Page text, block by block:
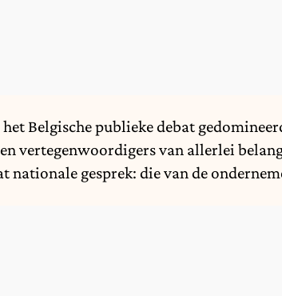
het Belgische publieke debat
vertegenwoordigers van allerlei
nationale gesprek: die van de